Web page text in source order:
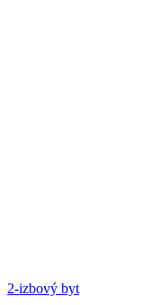
2-izbový byt